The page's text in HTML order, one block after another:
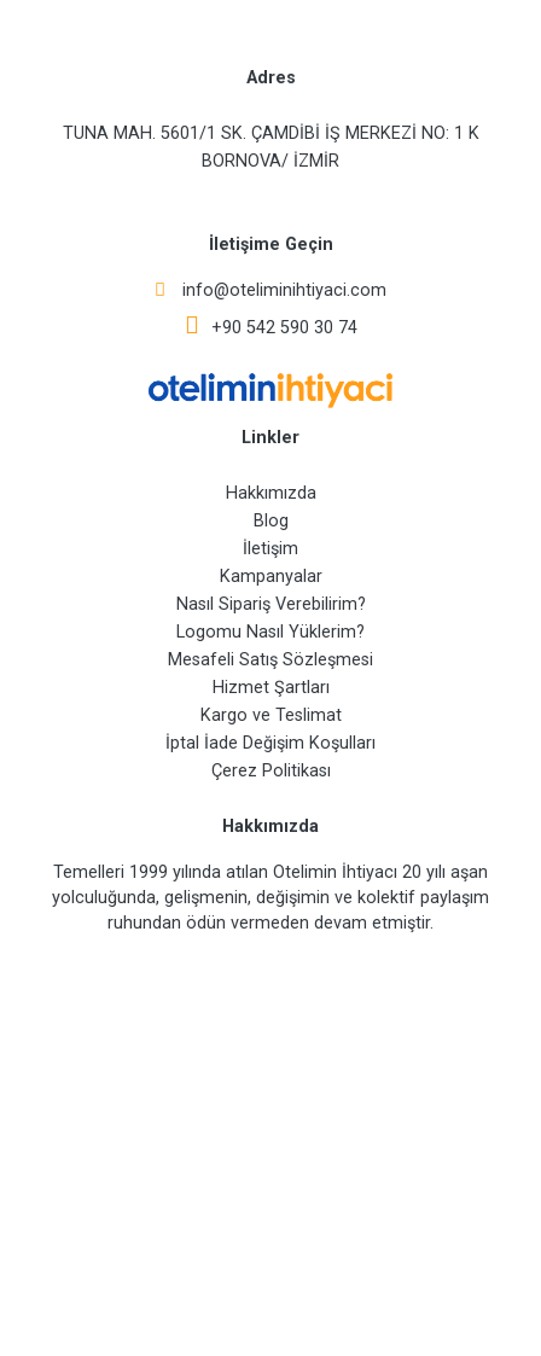
Adres
TUNA MAH. 5601/1 SK. ÇAMDİBİ İŞ MERKEZİ NO: 1 K
BORNOVA/ İZMİR
İletişime Geçin
info@oteliminihtiyaci.com
+90 542 590 30 74
Linkler
Hakkımızda
Blog
İletişim
Kampanyalar
Nasıl Sipariş Verebilirim?
Logomu Nasıl Yüklerim?
Mesafeli Satış Sözleşmesi
Hizmet Şartları
Kargo ve Teslimat
İptal İade Değişim Koşulları
Çerez Politikası
Hakkımızda
Temelleri 1999 yılında atılan Otelimin İhtiyacı 20 yılı aşan
yolculuğunda, gelişmenin, değişimin ve kolektif paylaşım
ruhundan ödün vermeden devam etmiştir.